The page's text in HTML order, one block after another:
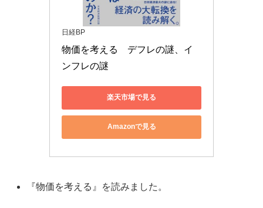
日経BP
物価を考える　デフレの謎、イ
ンフレの謎
楽天市場で見る
Amazonで見る
『物価を考える』を読みました。